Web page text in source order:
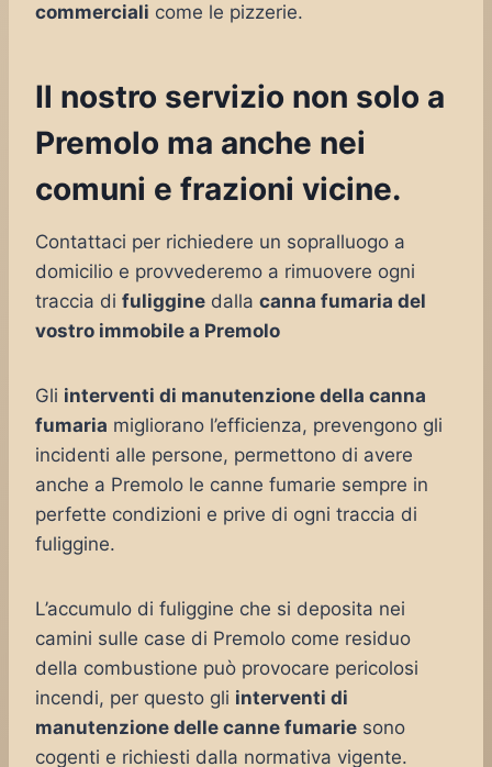
commerciali come le pizzerie.
Il nostro servizio non solo a
Premolo ma anche nei
comuni e frazioni vicine.
Contattaci per richiedere un sopralluogo a
domicilio e provvederemo a rimuovere ogni
traccia di fuliggine dalla canna fumaria del
vostro immobile a Premolo
Gli interventi di manutenzione della canna
fumaria migliorano l’efficienza, prevengono gli
incidenti alle persone, permettono di avere
anche a Premolo le canne fumarie sempre in
perfette condizioni e prive di ogni traccia di
fuliggine.
L’accumulo di fuliggine che si deposita nei
camini sulle case di Premolo come residuo
della combustione può provocare pericolosi
incendi, per questo gli interventi di
manutenzione delle canne fumarie sono
cogenti e richiesti dalla normativa vigente.